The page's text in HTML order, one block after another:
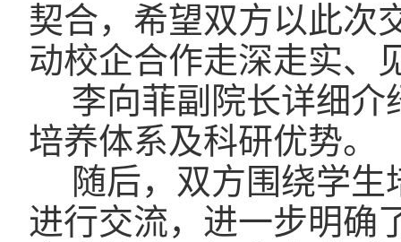
契合，希望双方以此次
动校企合作走深走实、
李向菲副院长详细
培养体系及科研优势。
随后，双方围绕学
进行交流，进一步明确